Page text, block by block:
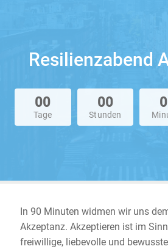
Resilienzabend
00
Tage
00
Stunden
In 90 Minuten widmen wir uns
Akzeptanz. Akzeptieren ist im
freiwillige, liebevolle und